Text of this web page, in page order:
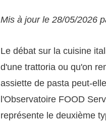
Mis à jour le 28/05/2026
Le débat sur la cuisine
d'une trattoria ou qu'on
assiette de pasta peut-
l'Observatoire FOOD
représente le deuxième